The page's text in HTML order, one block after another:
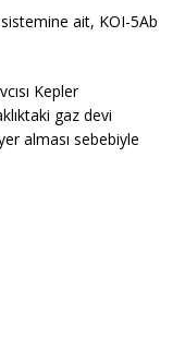
sistemine ait, KOI-5Ab
Kepler
gaz devi
alması sebebiyle